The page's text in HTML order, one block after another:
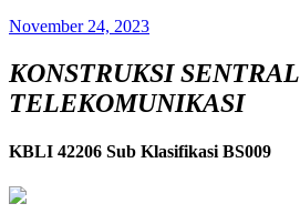
November 24, 2023
KONSTRUKSI SENTRAL
TELEKOMUNIKASI
KBLI 42206 Sub Klasifikasi BS009